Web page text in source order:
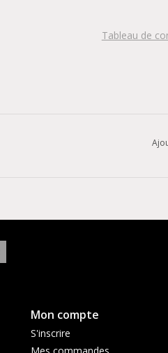
Tableau de
Mon compte
S'inscrire
Mes commandes